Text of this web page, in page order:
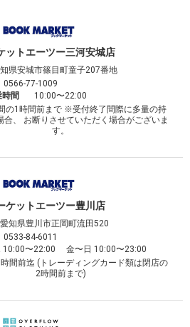
ットエーツー三河安城店
県安城市篠目町童子207番地
0566-77-1009
時間
10:00〜22:00
の1時間前まで ※受付終了間際に多量の持
合、 お断りさせていただく場合がございま
す。
ケットエーツー豊川店
愛知県豊川市正岡町流田520
0533-84-6011
10:00〜22:00 金〜日 10:00〜23:00
間前迄 (トレーディングカード類は閉店の
2時間前まで)